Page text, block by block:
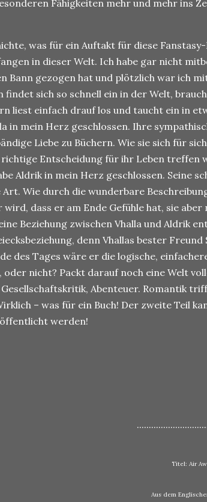
Fähigkeiten mehr und mehr ins
was für ein Auftakt für diese Fanstasy-
in dieser Welt. Ich habe gar nicht
Bann gezogen hat und plötzlich war ich
sich so schnell ein in der Welt,
liest einfach drauf los und taucht ein in
in mein Herz geschlossen. Ihre
Liebe zu Büchern. Wie sie sich für
Entscheidung für ihr Leben treffen
Aldrik in mein Herz geschlossen. Seine
Wie durch die wunderbare
dass er am Ende Gefühle hat, sie
Beziehung zwischen Vhalla und Aldrik
denn Vhallas bester Freund
des Tages wäre er die logische,
nicht? Packt darauf noch eine Welt
Abenteuer. Romantik
– was für ein Buch! Der zweite Teil
werden!
Titel: Air
Aus dem